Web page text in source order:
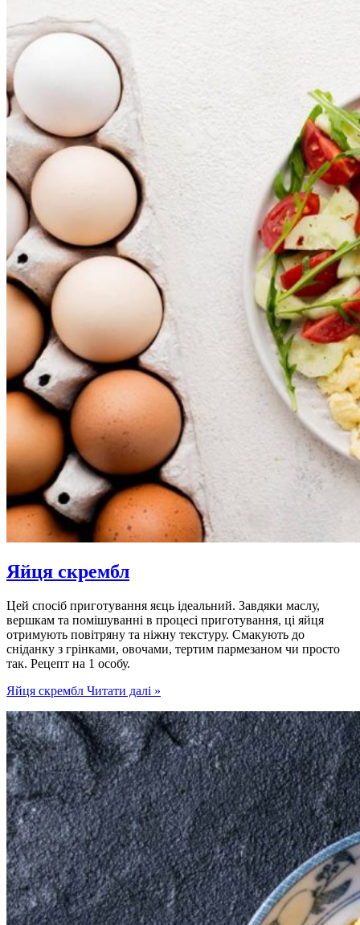
Яйця скрембл
Цей спосіб приготування яєць ідеальний. Завдяки маслу,
вершкам та помішуванні в процесі приготування, ці яйця
отримують повітряну та ніжну текстуру. Смакують до
сніданку з грінками, овочами, тертим пармезаном чи просто
так. Рецепт на 1 особу.
Яйця скрембл Читати далі »